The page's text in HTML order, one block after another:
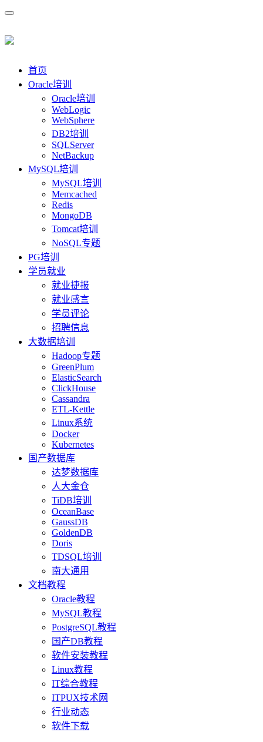
首页
Oracle培训
Oracle培训
WebLogic
WebSphere
DB2培训
SQLServer
NetBackup
MySQL培训
MySQL培训
Memcached
Redis
MongoDB
Tomcat培训
NoSQL专题
PG培训
学员就业
就业捷报
就业感言
学员评论
招聘信息
大数据培训
Hadoop专题
GreenPlum
ElasticSearch
ClickHouse
Cassandra
ETL-Kettle
Linux系统
Docker
Kubernetes
国产数据库
达梦数据库
人大金仓
TiDB培训
OceanBase
GaussDB
GoldenDB
Doris
TDSQL培训
南大通用
文档教程
Oracle教程
MySQL教程
PostgreSQL教程
国产DB教程
软件安装教程
Linux教程
IT综合教程
ITPUX技术网
行业动态
软件下载